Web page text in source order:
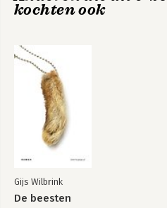
Toerist
kochten ook
Gijs Wilbrink
De beesten